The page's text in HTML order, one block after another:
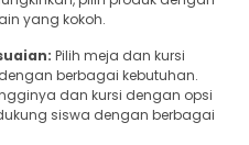
yang kokoh.
Pilih meja dan kursi
berbagai kebutuhan.
dan kursi dengan opsi
siswa dengan berbagai